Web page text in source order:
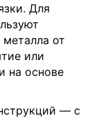
Для
от
или
на основе
— с